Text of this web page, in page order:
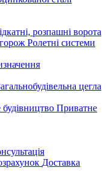
розпашні ворота
Ролетні системи
цегла
Приватне
Доставка